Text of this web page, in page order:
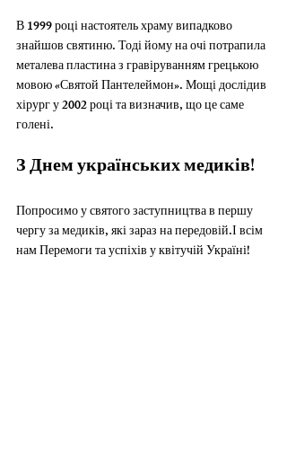
В 1999 році настоятель храму випадково
знайшов святиню. Тоді йому на очі потрапила
металева пластина з гравіруванням грецькою
мовою «Святой Пантелеймон». Мощі дослідив
хірург у 2002 році та визначив, що це саме
голені.
З Днем українських медиків!
Попросимо у святого заступництва в першу
чергу за медиків, які зараз на передовій.І всім
нам Перемоги та успіхів у квітучій Україні!